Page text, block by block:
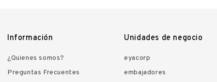
Información
¿Quienes somos?
Preguntas Frecuentes
Unidades de negocio
eyacorp
embajadores